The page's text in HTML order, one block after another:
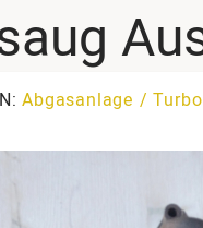
Abgasanlage /